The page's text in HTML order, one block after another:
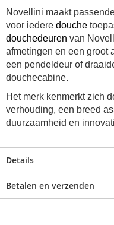
Novellini maakt
voor iedere douche
douchedeuren van
afmetingen en een groot
een pendeldeur of
douchecabine.
Het merk kenmerkt zich
verhouding, een breed
duurzaamheid en
Details
Betalen en verzenden